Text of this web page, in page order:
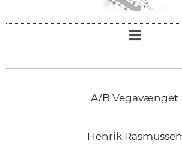
A/B Vegavænget
Henrik Rasmussen